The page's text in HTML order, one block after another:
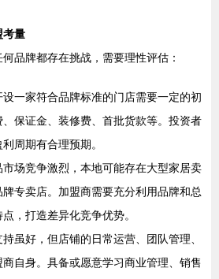
考量
品牌都存在挑战，需要理性评估：
设一家符合品牌标准的门店需要一定的初
保证金、装修费、首批货款等。投资者
周期有合理预期。
市场竞争激烈，本地可能存在大型家居卖
专卖店。加盟商需要充分利用品牌和总
，打造差异化竞争优势。
持虽好，但店铺的日常运营、团队管理、
自身。具备或愿意学习商业管理、销售